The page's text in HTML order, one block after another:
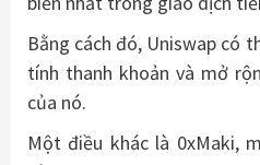
Bằng cách đó, Uniswap có
tính thanh khoản và mở
của nó.
Một điều khác là 0xMaki,